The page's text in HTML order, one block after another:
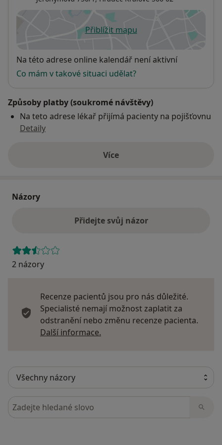
Přiblížit mapuse otevře v nové záložce
Dostupnost
Na této adrese online kalendář není aktivní
Co mám v takové situaci udělat?
Způsoby platby (soukromé návštěvy)
Na teto adrese lékař přijímá pacienty na pojišťovnu
Detaily
Víceo adrese
Názory
Přidejte svůj názor
2 názory
Recenze pacientů jsou pro nás důležité.
Specialisté nemají možnost zaplatit za
odstranění nebo změnu recenze pacienta.
Další informace.
Hledejte v názorech